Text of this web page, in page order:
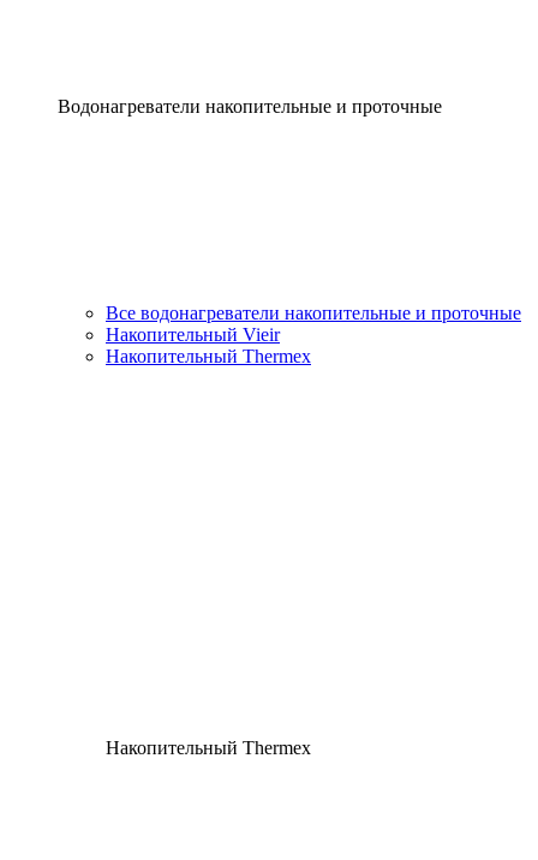
Водонагреватели накопительные и проточные
Все водонагреватели накопительные и проточные
Накопительный Vieir
Накопительный Thermex
Накопительный Thermex